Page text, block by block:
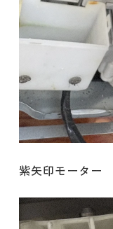
紫矢印モーター